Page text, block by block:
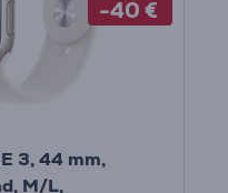
-40 €
3, 44 mm,
M/L,